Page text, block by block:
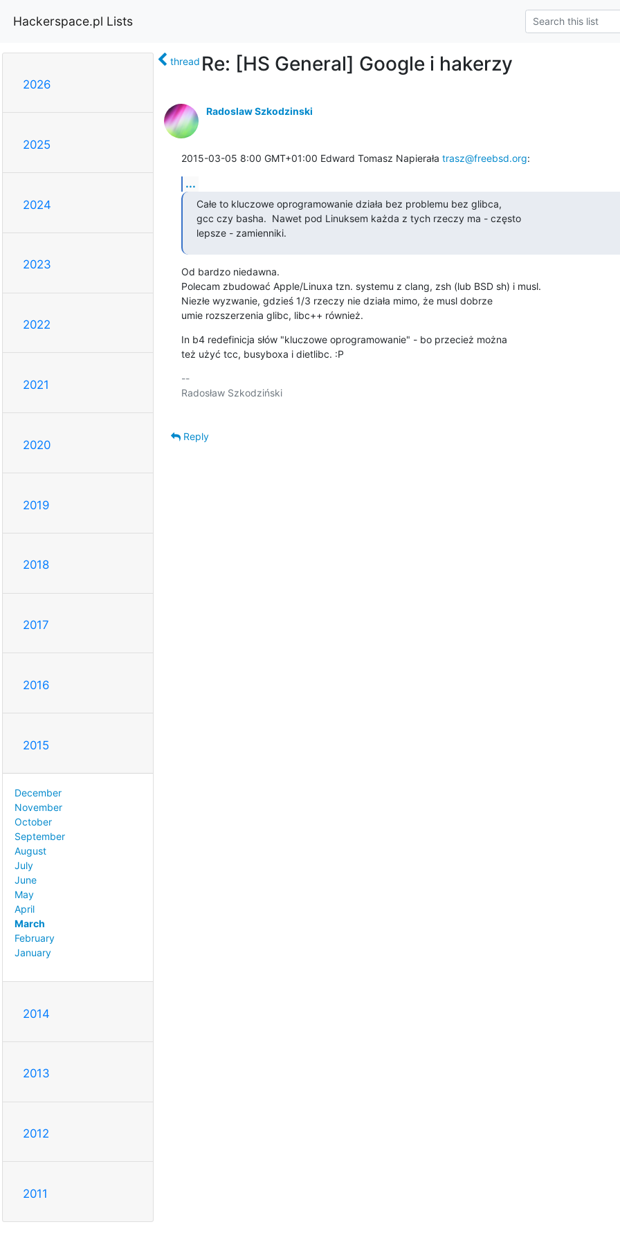
Hackerspace.pl Lists
2026
2025
2024
2023
2022
2021
2020
2019
2018
2017
2016
2015
December
November
October
September
August
July
June
May
April
March
February
January
2014
2013
2012
2011
thread Re: [HS General] Google i hakerzy
Radoslaw Szkodzinski
2015-03-05 8:00 GMT+01:00 Edward Tomasz Napierała trasz@freebsd.org:
...
Całe to kluczowe oprogramowanie działa bez problemu bez glibca,
gcc czy basha.  Nawet pod Linuksem każda z tych rzeczy ma - często
lepsze - zamienniki.
Od bardzo niedawna.
Polecam zbudować Apple/Linuxa tzn. systemu z clang, zsh (lub BSD sh) i musl.
Niezłe wyzwanie, gdzieś 1/3 rzeczy nie działa mimo, że musl dobrze
umie rozszerzenia glibc, libc++ również.
In b4 redefinicja słów "kluczowe oprogramowanie" - bo przecież można
też użyć tcc, busyboxa i dietlibc. :P
--
Radosław Szkodziński
Reply